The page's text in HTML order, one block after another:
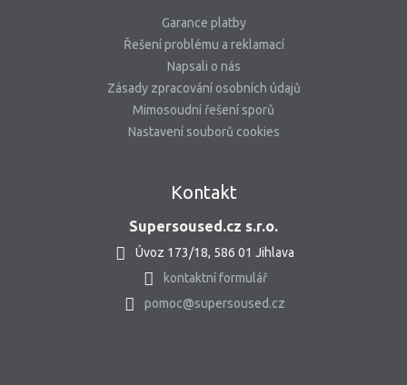
Garance platby
Řešení problému a reklamací
Napsali o nás
Zásady zpracování osobních údajů
Mimosoudní řešení sporů
Nastavení souborů cookies
Kontakt
Supersoused.cz s.r.o.
Úvoz 173/18, 586 01 Jihlava
kontaktní formulář
pomoc@supersoused.cz